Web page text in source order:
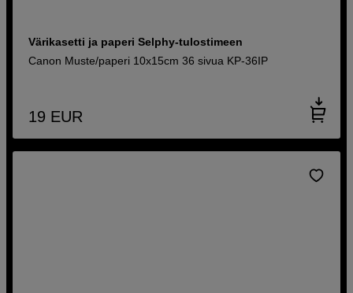
Värikasetti ja paperi Selphy-tulostimeen
Canon Muste/paperi 10x15cm 36 sivua KP-36IP
19 EUR